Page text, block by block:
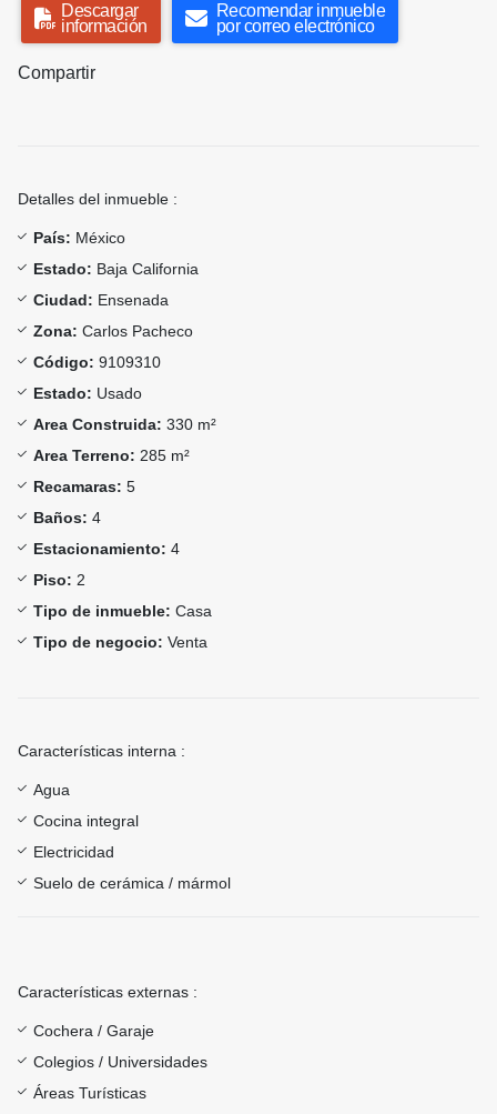
Descargar
información
Recomendar inmueble
por correo electrónico
Compartir
Detalles del inmueble :
País: México
Estado: Baja California
Ciudad: Ensenada
Zona: Carlos Pacheco
Código: 9109310
Estado: Usado
Area Construida: 330 m²
Area Terreno: 285 m²
Recamaras: 5
Baños: 4
Estacionamiento: 4
Piso: 2
Tipo de inmueble: Casa
Tipo de negocio: Venta
Características interna :
Agua
Cocina integral
Electricidad
Suelo de cerámica / mármol
Características externas :
Cochera / Garaje
Colegios / Universidades
Áreas Turísticas